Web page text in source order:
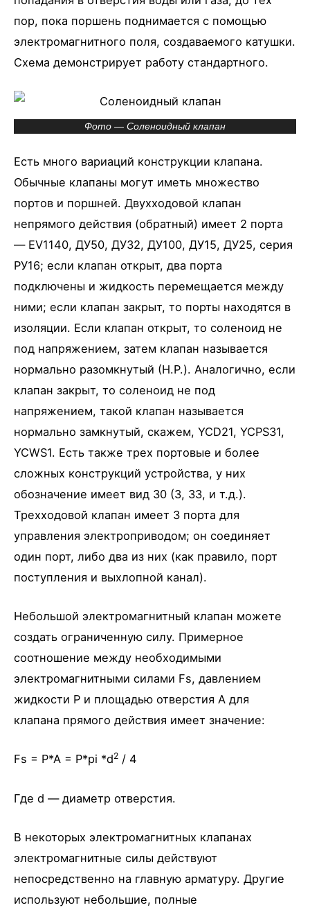
пор, пока поршень поднимается с помощью
электромагнитного поля, создаваемого катушки.
Схема демонстрирует работу стандартного.
Фото — Соленоидный клапан
Есть много вариаций конструкции клапана.
Обычные клапаны могут иметь множество
портов и поршней. Двухходовой клапан
непрямого действия (обратный) имеет 2 порта
— EV1140, ДУ50, ДУ32, ДУ100, ДУ15, ДУ25, серия
РУ16; если клапан открыт, два порта
подключены и жидкость перемещается между
ними; если клапан закрыт, то порты находятся в
изоляции. Если клапан открыт, то соленоид не
под напряжением, затем клапан называется
нормально разомкнутый (Н.Р.). Аналогично, если
клапан закрыт, то соленоид не под
напряжением, такой клапан называется
нормально замкнутый, скажем, YCD21, YCPS31,
YCWS1. Есть также трех портовые и более
сложных конструкций устройства, у них
обозначение имеет вид 30 (3, 33, и т.д.).
Трехходовой клапан имеет 3 порта для
управления электроприводом; он соединяет
один порт, либо два из них (как правило, порт
поступления и выхлопной канал).
Небольшой электромагнитный клапан можете
создать ограниченную силу. Примерное
соотношение между необходимыми
электромагнитными силами Fs, давлением
жидкости P и площадью отверстия A для
клапана прямого действия имеет значение:
Fs = P*A = P*pi *d2 / 4
Где d — диаметр отверстия.
В некоторых электромагнитных клапанах
электромагнитные силы действуют
непосредственно на главную арматуру. Другие
используют небольшие, полные